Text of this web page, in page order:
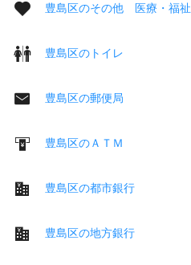
豊島区のその他 医療・福祉
豊島区のトイレ
豊島区の郵便局
豊島区のＡＴＭ
豊島区の都市銀行
豊島区の地方銀行